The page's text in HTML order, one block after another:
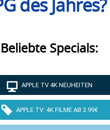
des Jahres?
Beliebte Specials:
APPLE TV 4K NEUHEITEN
APPLE TV: 4K FILME AB 3.99€